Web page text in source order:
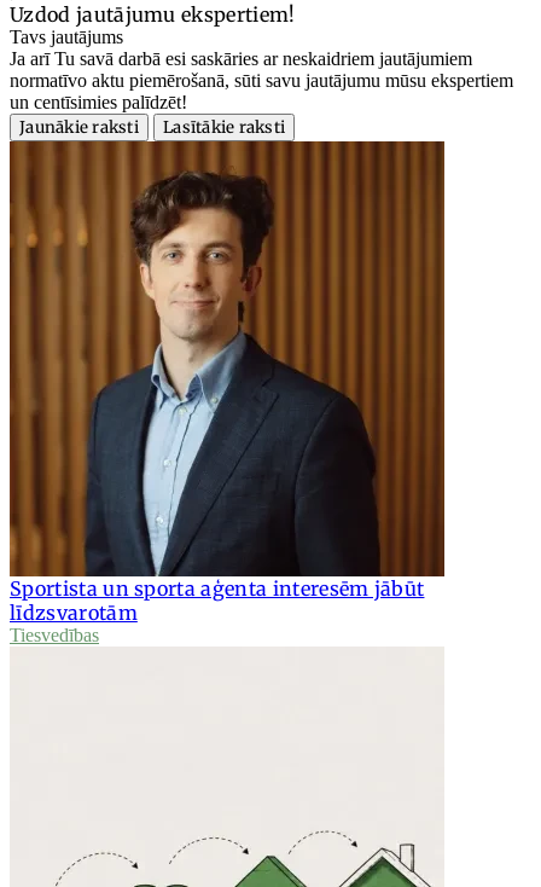
Uzdod jautājumu ekspertiem!
Tavs jautājums
Ja arī Tu savā darbā esi saskāries ar neskaidriem jautājumiem
normatīvo aktu piemērošanā, sūti savu jautājumu mūsu ekspertiem
un centīsimies palīdzēt!
Jaunākie raksti
Lasītākie raksti
Sportista un sporta aģenta interesēm jābūt
līdzsvarotām
Tiesvedības